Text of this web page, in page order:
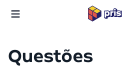
Questões